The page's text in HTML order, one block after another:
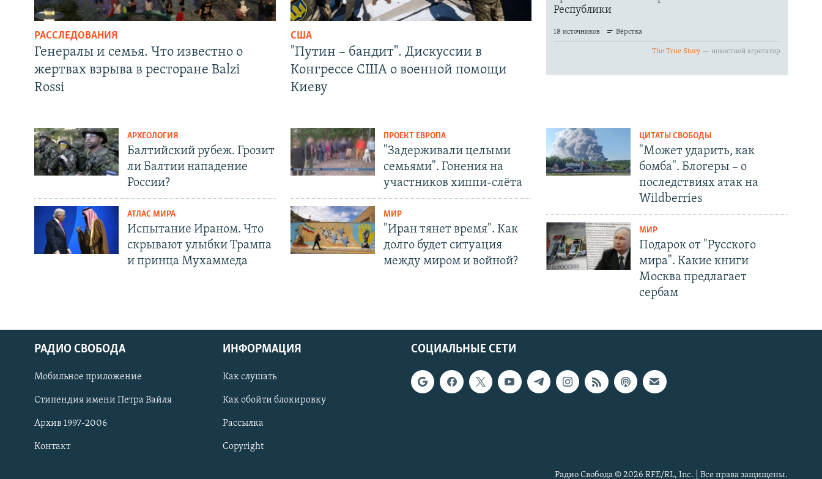
СОЦИАЛЬНЫЕ СЕТИ
РАССЛЕДОВАНИЯ
Генералы и семья. Что известно о
жертвах взрыва в ресторане Balzi
Rossi
США
"Путин – бандит". Дискуссии в
Конгрессе США о военной помощи
Киеву
АРХЕОЛОГИЯ
Балтийский рубеж. Грозит
ли Балтии нападение
России?
АТЛАС МИРА
Испытание Ираном. Что
скрывают улыбки Трампа
и принца Мухаммеда
ПРОЕКТ ЕВРОПА
"Задерживали целыми
семьями". Гонения на
участников хиппи-слёта
МИР
"Иран тянет время". Как
долго будет ситуация
между миром и войной?
ЦИТАТЫ СВОБОДЫ
"Может ударить, как
бомба". Блогеры – о
последствиях атак на
Wildberries
МИР
Подарок от "Русского
мира". Какие книги
Москва предлагает
сербам
СОЦИАЛЬНЫЕ СЕТИ
РАДИО СВОБОДА
Мобильное приложение
Стипендия имени Петра Вайля
Архив 1997-2006
Контакт
ИНФОРМАЦИЯ
Как слушать
Как обойти блокировку
Рассылка
Copyright
Радио Свобода © 2026 RFE/RL, Inc. | Все права защищены.